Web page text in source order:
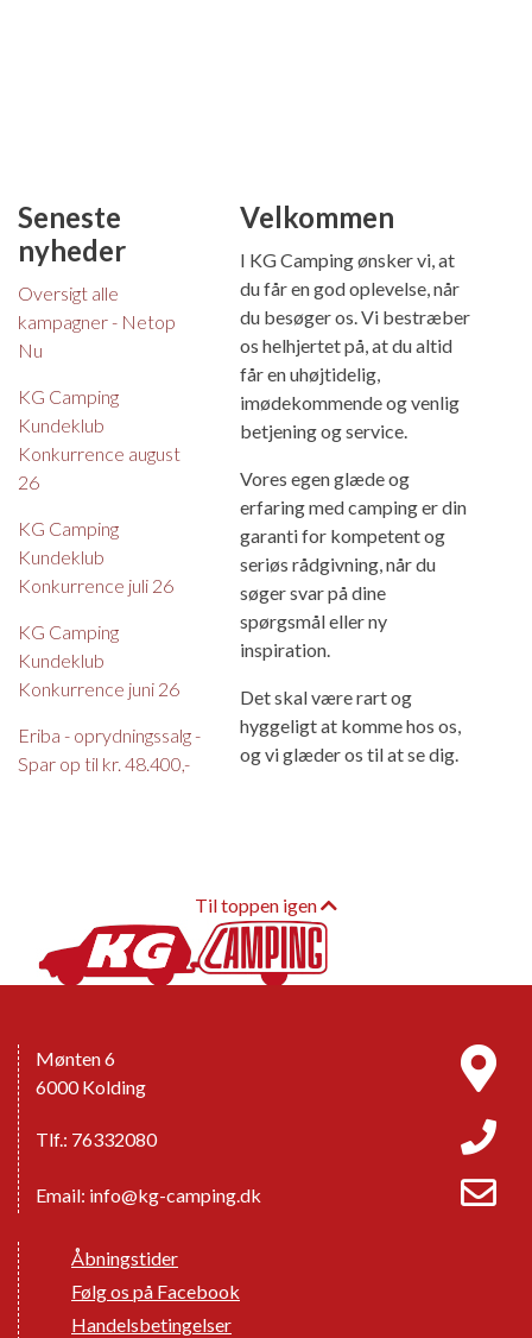
Seneste
nyheder
Oversigt alle
kampagner - Netop
Nu
KG Camping
Kundeklub
Konkurrence august
26
KG Camping
Kundeklub
Konkurrence juli 26
KG Camping
Kundeklub
Konkurrence juni 26
Eriba - oprydningssalg -
Spar op til kr. 48.400,-
Velkommen
I KG Camping ønsker vi, at
du får en god oplevelse, når
du besøger os. Vi bestræber
os helhjertet på, at du altid
får en uhøjtidelig,
imødekommende og venlig
betjening og service.
Vores egen glæde og
erfaring med camping er din
garanti for kompetent og
seriøs rådgivning, når du
søger svar på dine
spørgsmål eller ny
inspiration.
Det skal være rart og
hyggeligt at komme hos os,
og vi glæder os til at se dig.
Til toppen igen
Mønten 6
6000 Kolding
Tlf.: 76332080
Email: info@kg-camping.dk
Åbningstider
Følg os på Facebook
Handelsbetingelser